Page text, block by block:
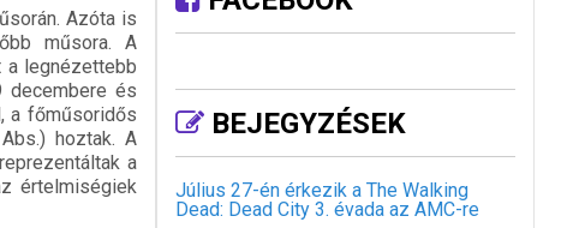
Azóta is
műsora. A
a legnézettebb
decembere és
a főműsoridős
hoztak. A
a
értelmiségiek
BEJEGYZÉSEK
Július 27-én érkezik a The Walking
Dead: Dead City 3. évada az AMC-re